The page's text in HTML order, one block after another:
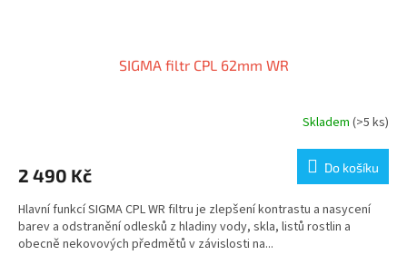
SIGMA filtr CPL 62mm WR
Skladem (>5 ks)
2 490 Kč Do košíku
Hlavní funkcí SIGMA CPL WR filtru je zlepšení kontrastu a nasycení
barev a odstranění odlesků z hladiny vody, skla, listů rostlin a
obecně nekovových předmětů v závislosti na...